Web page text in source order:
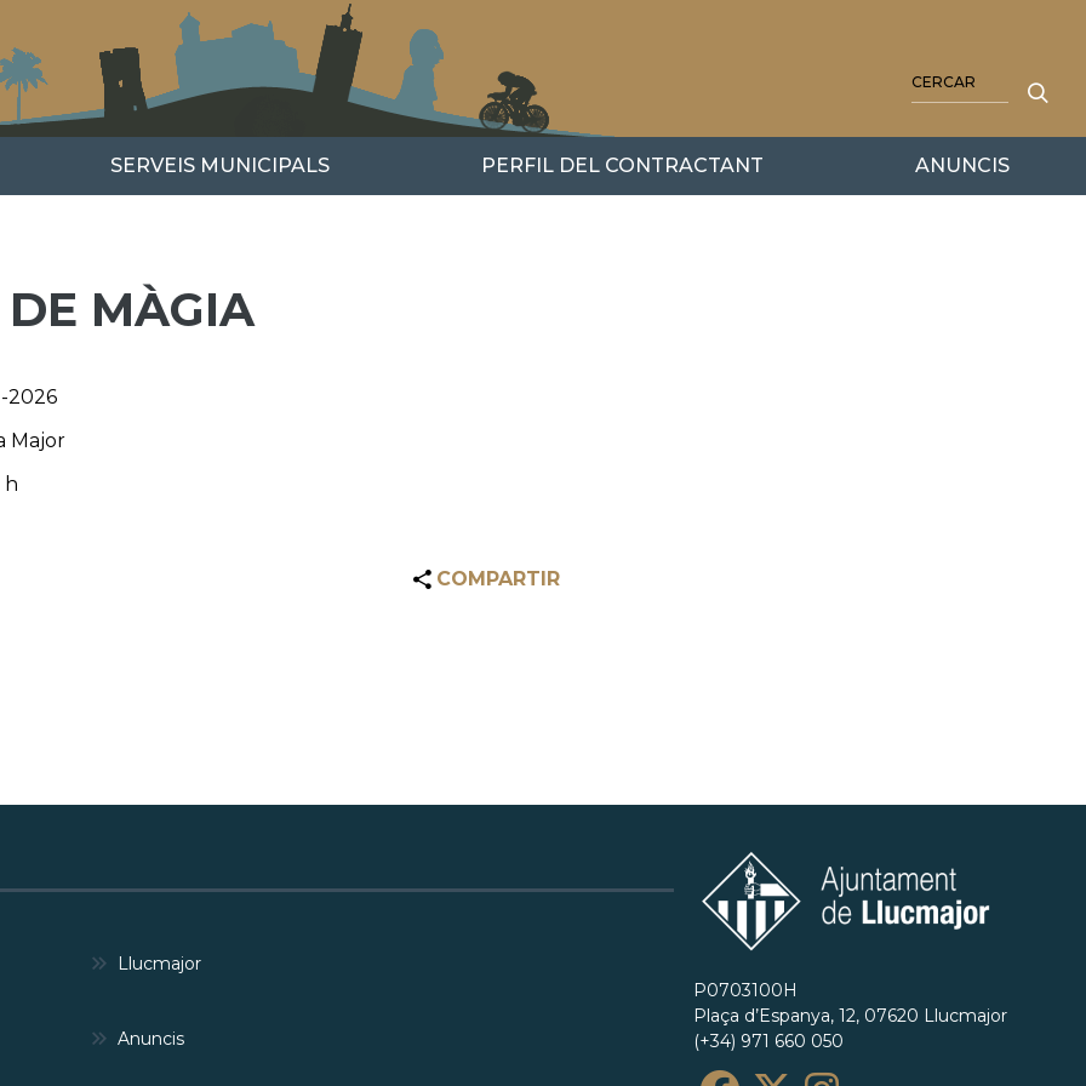
SERVEIS MUNICIPALS PERFIL DEL CONTRACTANT ANUNCIS
MÀGIA
2026
Major
h
COMPARTIR
Llucmajor
Anuncis
P0703100H
Plaça d’Espanya, 12, 07620 Llucmajor
(+34) 971 660 050